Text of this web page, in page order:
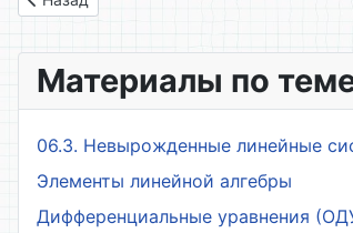
Материалы по
06.3. Невырожденные линейные
Элементы линейной алгебры
Дифференциальные уравнения